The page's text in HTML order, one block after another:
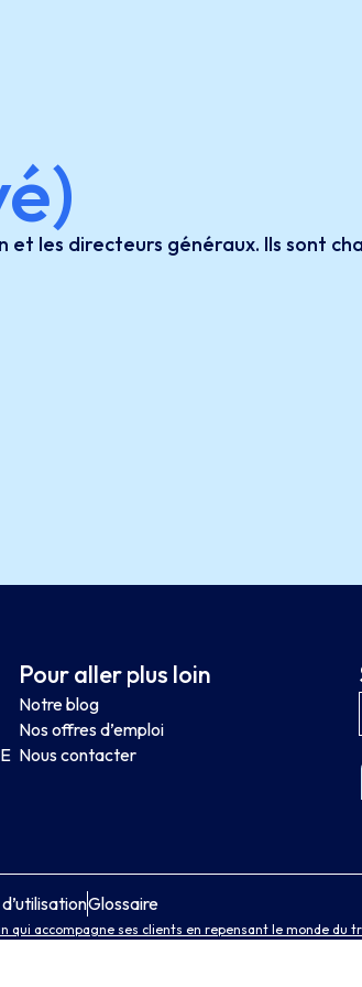
les directeurs généraux. Ils sont
Pour aller plus loin
Notre blog
Nos offres d’emploi
Nous contacter
Glossaire
qui accompagne ses clients en repensant le monde